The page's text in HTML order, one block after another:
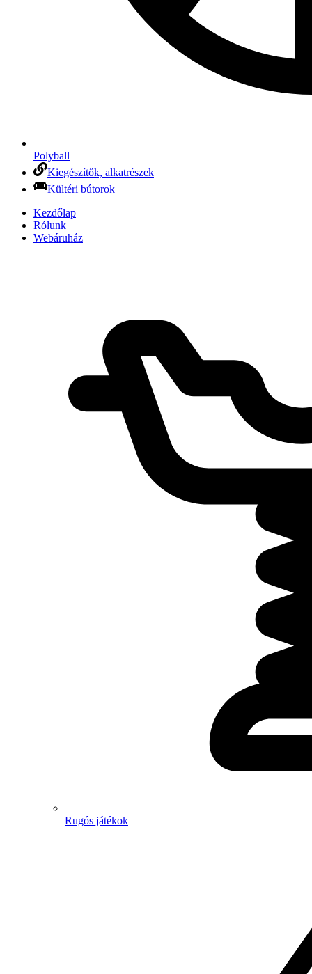
Polyball
Kiegészítők, alkatrészek
Kültéri bútorok
Kezdőlap
Rólunk
Webáruház
Rugós játékok